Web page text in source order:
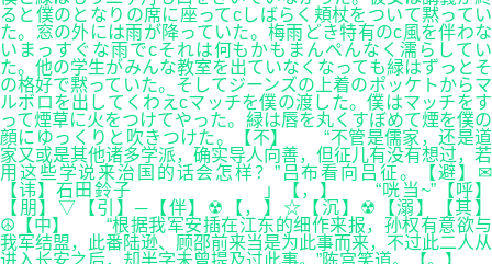
ると僕のとなりの席に座ってcしばらく頬杖をついて黙ってい
た。窓の外には雨が降っていた。梅雨どき特有のc風を伴わな
いまっすぐな雨でcそれは何もかもまんぺんなく濡らしてい
た。他の学生がみんな教室を出ていなくなっても緑はずっとそ
の格好で黙っていた。そしてジーンズの上着のポッケトからマ
ルボロを出してくわえcマッチを僕の渡した。僕はマッチをす
って煙草に火をつけてやった。緑は唇を丸くすぼめて煙を僕の
顔にゆっくりと吹きつけた。【不】 “不管是儒家，还是道
家又或是其他诸多学派，确实导人向善，但征儿有没有想过，若
用这些学说来治国的话会怎样？”吕布看向吕征。【避】✉
【讳】石田鈴子 」【，】 “咣当~”【呼】
【朋】▽【引】─【伴】☢【，】☆【沉】☢【溺】【其】
☮【中】 “根据我军安插在江东的细作来报，孙权有意欲与
我军结盟，此番陆逊、顾邵前来当是为此事而来，不过此二人从
进入长安之后，却半字未曾提及过此事。”陈宫笑道。【。】